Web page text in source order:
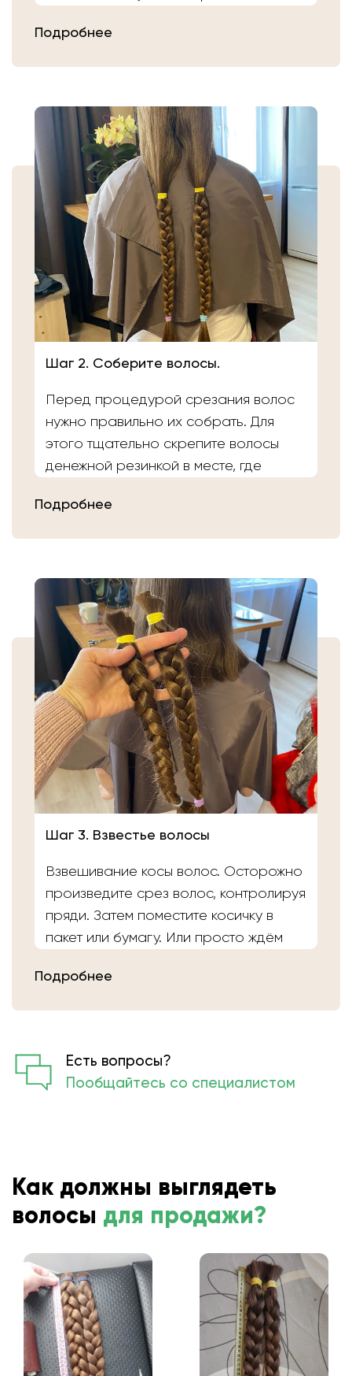
Затем плотно закрепите волосы
самостоятельно, то косичку
аккуратно уложите в пакет или бумагу.
Или просто приходите в салон «Банк
Волос».
Подробнее
Шаг 2. Соберите волосы.
Перед процедурой срезания волос
нужно правильно их собрать. Для
этого тщательно скрепите волосы
денежной резинкой в месте, где
Подробнее
Шаг 3. Взвестье волосы
Взвешивание косы волос. Осторожно
произведите срез волос, контролируя
пряди. Затем поместите косичку в
пакет или бумагу. Или просто ждём
мастера выполнят срез волос и
Подробнее
Есть вопросы?
Пообщайтесь со специалистом
Как должны выглядеть
волосы для продажи?